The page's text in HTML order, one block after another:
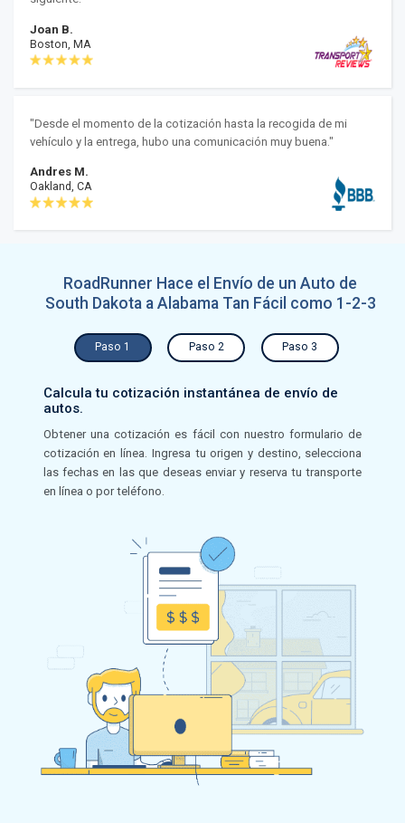
Joan B.
Boston, MA
"Desde el momento de la cotización hasta la recogida de mi
vehículo y la entrega, hubo una comunicación muy buena."
Andres M.
Oakland, CA
RoadRunner Hace el Envío de un Auto de
South Dakota a Alabama Tan Fácil como 1-2-3
Paso 1 Paso 2 Paso 3
Calcula tu cotización instantánea de envío de
autos.
Obtener una cotización es fácil con nuestro formulario de
cotización en línea. Ingresa tu origen y destino, selecciona
las fechas en las que deseas enviar y reserva tu transporte
en línea o por teléfono.